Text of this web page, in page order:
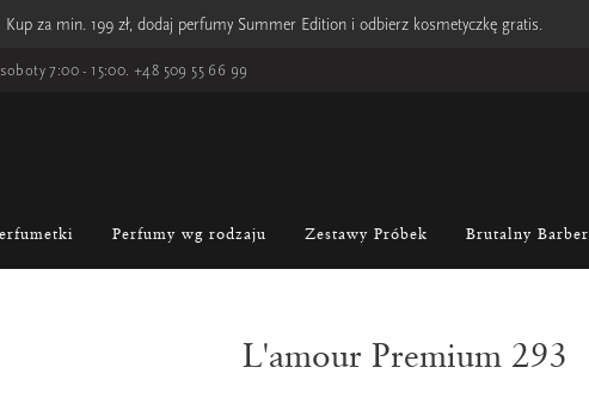
Kup za min. 199 zł, dodaj perfumy Summer Edition i odbierz kosmetyczkę gratis.
7:00 - 15:00. +48 509 55 66 99
Perfumy wg rodzaju Zestawy Próbek Brutalny Barber
L'amour Premium 293